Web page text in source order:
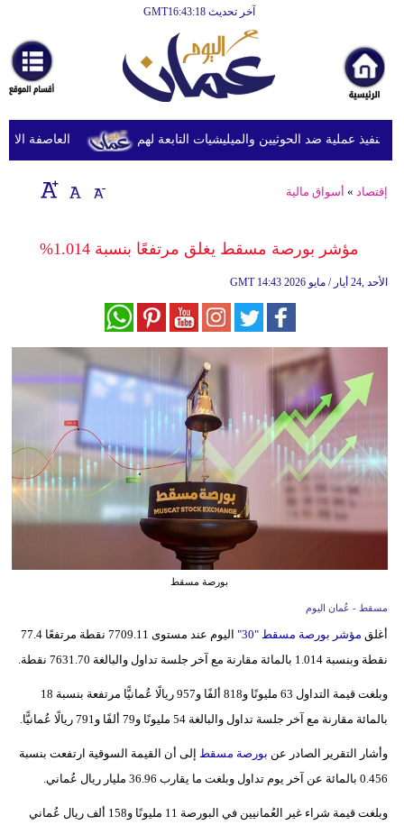
آخر تحديث GMT16:43:18
أخبارعاجلة
رياضة
ثقافة
إقتصاد
وموسيقى
وتغذية
سياحة
ديكور
أخبار
تعليم
علوم
بيئة
مدوَّنات
العاصفة عملية ضد الحوثيين والميليشيات التابعة لهم
إقتصاد » أسواق مالية
مؤشر بورصة مسقط يغلق مرتفعًا بنسبة 1.014%
GMT 14:43 2026 الأحد ,24 أيار / مايو
بورصة مسقط
مسقط - عُمان اليوم
أغلق مؤشر بورصة مسقط "30"
اليوم عند مستوى 7709.11 نقطة مرتفعًا 77.4
نقطة وبنسبة 1.014 بالمائة مقارنة مع آخر جلسة تداول والبالغة 7631.70 نقطة.
وبلغت قيمة التداول 63 مليونًا و818 ألفًا و957 ريالًا عُمانيًّا مرتفعة بنسبة 18
بالمائة مقارنة مع آخر جلسة تداول والبالغة 54 مليونًا و79 ألفًا و791 ريالًا عُمانيًّا.
وأشار التقرير الصادر عن بورصة مسقط إلى أن القيمة السوقية ارتفعت بنسبة
0.456 بالمائة عن آخر يوم تداول وبلغت ما يقارب 36.96 مليار ريال عُماني.
وبلغت قيمة شراء غير العُمانيين في البورصة 11 مليونًا و158 ألف ريال عُماني